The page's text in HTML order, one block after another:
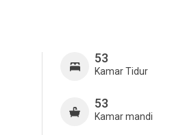
53
Kamar Tidur
53
Kamar mandi